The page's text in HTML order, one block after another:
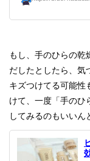
もし、手のひらの乾
だしたとしたら、気
キズつけてる可能性
けて、一度「手のひ
してみるのもいいん